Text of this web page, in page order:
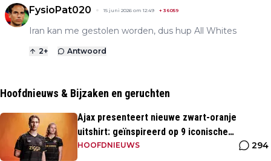
FysioPat020 15 juni 2026 om 12:49 + 36059
Iran kan me gestolen worden, dus hup All Whites
2+ Antwoord
Hoofdnieuws & Bijzaken en geruchten
Ajax presenteert nieuwe zwart-oranje
uitshirt: geïnspireerd op 9 iconische
momenten uit clubhistorie
HOOFDNIEUWS 294